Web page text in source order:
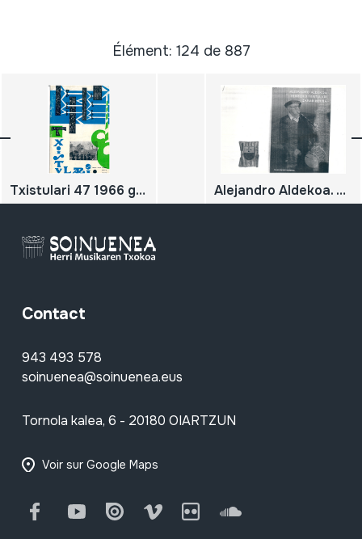
Élément: 124 de 887
Txistulari 47 1966 garagarrilla, dagonilla,irailla Alejandro Aldekoa. Berrizko txistulari zahar-berria
Contact
943 493 578
soinuenea@soinuenea.eus
Tornola kalea, 6 - 20180 OIARTZUN
Voir sur Google Maps
FacebookYoutube Issuu Vimeo Flickr SoundCloud